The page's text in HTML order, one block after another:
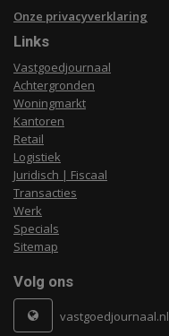
Onze privacyverklaring
Links
Vastgoedjournaal
Achtergronden
Woningmarkt
Kantoren
Retail
Logistiek
Juridisch | Fiscaal
Transacties
Werk
Specials
Sitemap
Volg ons
vastgoedjournaal.nl